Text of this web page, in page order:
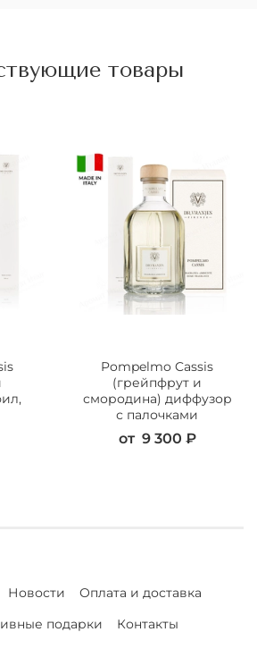
товары
Pompelmo Cassis
(грейпфрут и
смородина) диффузор
с палочками
от 9 300 ₽
Новости
Оплата и доставка
подарки
Контакты